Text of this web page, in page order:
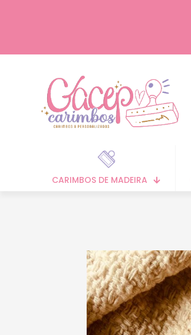
CARIMBOS DE MADEIRA